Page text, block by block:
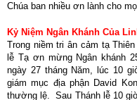
Chúa ban nhiều ơn lành cho
Kỷ Niệm Ngân Khánh Của
Trong niềm tri ân cảm tạ
lễ Tạ ơn mừng Ngân khánh
ngày 27 tháng Năm, lúc 10
giám mục địa phận David
thường lệ. Sau Thánh lễ 10